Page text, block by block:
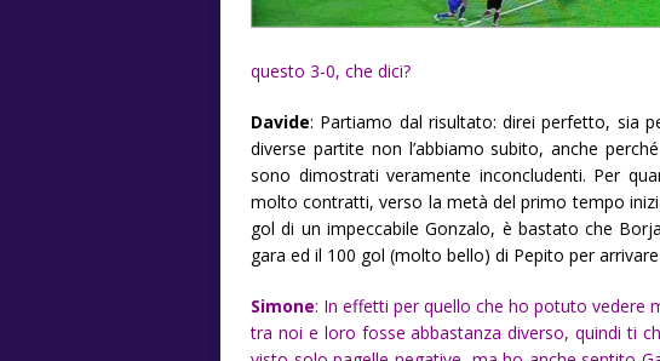
questo 3-0, che dici?
Davide: Partiamo dal risultato: direi perfetto, sia
diverse partite non l’abbiamo subito, anche
sono dimostrati veramente inconcludenti. Per
molto contratti, verso la metà del primo tempo
gol di un impeccabile Gonzalo, è bastato che
gara ed il 100 gol (molto bello) di Pepito per
Simone: In effetti per quello che ho potuto vedere
tra noi e loro fosse abbastanza diverso, quindi ti